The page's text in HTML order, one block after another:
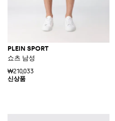
PLEIN SPORT
쇼츠 남성
₩210,033